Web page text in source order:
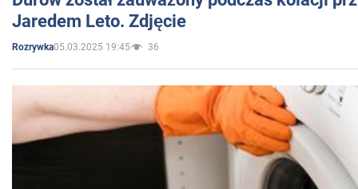
Jaredem Leto. Zdjęcie
Rozrywka05.03.2025 19:45 36